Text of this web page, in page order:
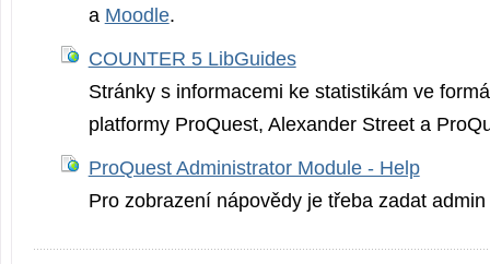
a Moodle.
COUNTER 5 LibGuides
Stránky s informacemi ke statistikám ve
platformy ProQuest, Alexander Street a
ProQuest Administrator Module - Help
Pro zobrazení nápovědy je třeba zadat